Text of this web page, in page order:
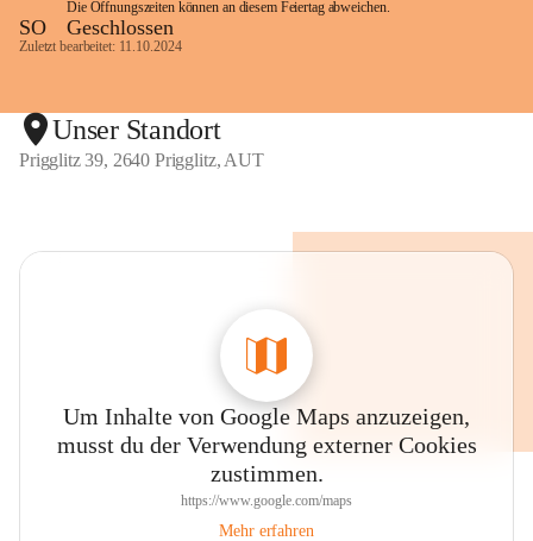
Die Öffnungszeiten können an diesem Feiertag abweichen.
SO Geschlossen
Zuletzt bearbeitet: 11.10.2024
Unser Standort
Prigglitz 39, 2640 Prigglitz, AUT
Um Inhalte von Google Maps anzuzeigen,
musst du der Verwendung externer Cookies
zustimmen.
https://www.google.com/maps
Mehr erfahren